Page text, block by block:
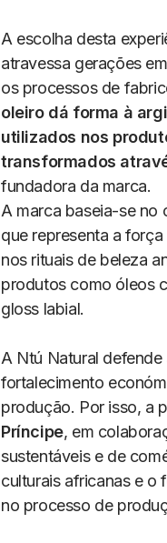
A escolha desta
atravessa gerações
os processos de
oleiro dá forma à
utilizados nos
transformados
fundadora da marca.
A marca baseia-se
que representa a
nos rituais de beleza
produtos como óleos
gloss labial.
A Ntú Natural
fortalecimento
produção. Por isso, a
Príncipe, em
sustentáveis e de
culturais africanas e o
no processo de